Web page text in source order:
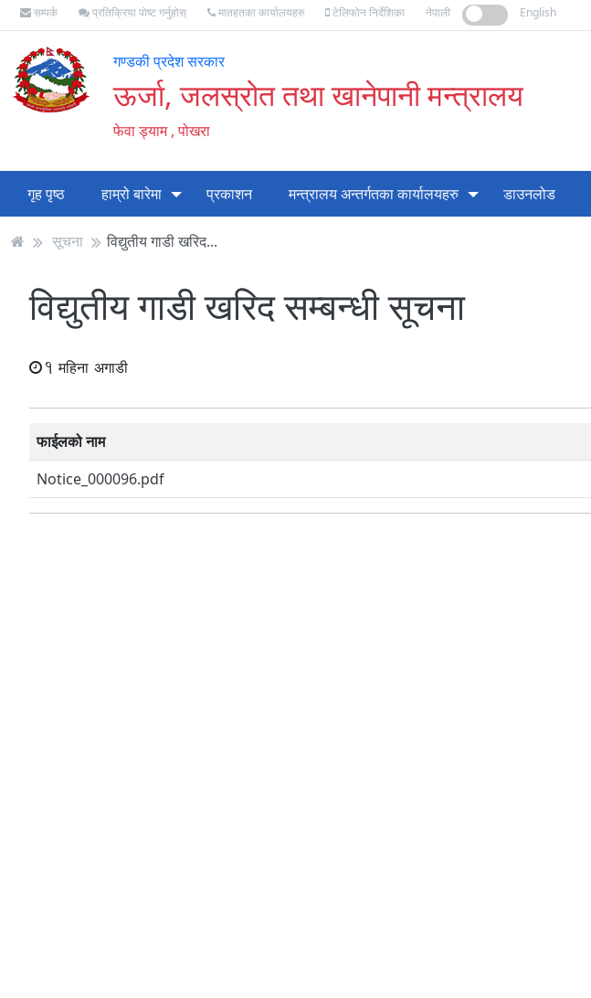
सम्पर्क प्रतिक्रिया पोष्ट गर्नुहोस् मातहतका कार्यालयहरु टेलिफोन निर्देशिका नेपाली English
गण्डकी प्रदेश सरकार
ऊर्जा, जलस्रोत तथा खानेपानी मन्त्रालय
फेवा ड्याम , पोखरा
गृह पृष्ठ हाम्रो बारेमा प्रकाशन मन्त्रालय अन्तर्गतका कार्यालयहरु डाउनलोड
सूचना विद्युतीय गाडी खरिद...
विद्युतीय गाडी खरिद सम्बन्धी सूचना
1 महिना अगाडी
फाईलको नाम
Notice_000096.pdf